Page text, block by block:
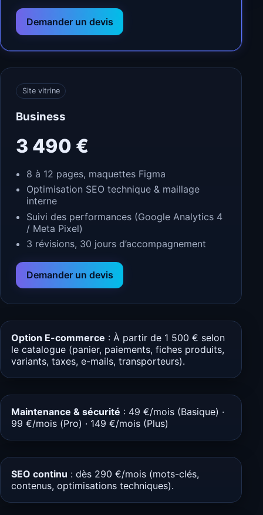
Demander un devis
Site vitrine
Business
3 490 €
8 à 12 pages, maquettes Figma
Optimisation SEO technique & maillage
interne
Suivi des performances (Google Analytics 4
/ Meta Pixel)
3 révisions, 30 jours d’accompagnement
Demander un devis
Option E-commerce : À partir de 1 500 € selon
le catalogue (panier, paiements, fiches produits,
variants, taxes, e-mails, transporteurs).
Maintenance & sécurité : 49 €/mois (Basique) ·
99 €/mois (Pro) · 149 €/mois (Plus)
SEO continu : dès 290 €/mois (mots-clés,
contenus, optimisations techniques).